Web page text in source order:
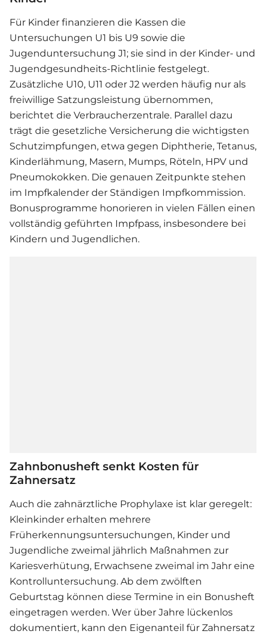
Für Kinder finanzieren die Kassen die
Untersuchungen U1 bis U9 sowie die
Jugenduntersuchung J1; sie sind in der Kinder- und
Jugendgesundheits-Richtlinie festgelegt.
Zusätzliche U10, U11 oder J2 werden häufig nur als
freiwillige Satzungsleistung übernommen,
berichtet die Verbraucherzentrale. Parallel dazu
trägt die gesetzliche Versicherung die wichtigsten
Schutzimpfungen, etwa gegen Diphtherie, Tetanus,
Kinderlähmung, Masern, Mumps, Röteln, HPV und
Pneumokokken. Die genauen Zeitpunkte stehen
im Impfkalender der Ständigen Impfkommission.
Bonusprogramme honorieren in vielen Fällen einen
vollständig geführten Impfpass, insbesondere bei
Kindern und Jugendlichen.
Zahnbonusheft senkt Kosten für
Zahnersatz
Auch die zahnärztliche Prophylaxe ist klar geregelt:
Kleinkinder erhalten mehrere
Früherkennungsuntersuchungen, Kinder und
Jugendliche zweimal jährlich Maßnahmen zur
Kariesverhütung, Erwachsene zweimal im Jahr eine
Kontrolluntersuchung. Ab dem zwölften
Geburtstag können diese Termine in ein Bonusheft
eingetragen werden. Wer über Jahre lückenlos
dokumentiert, kann den Eigenanteil für Zahnersatz